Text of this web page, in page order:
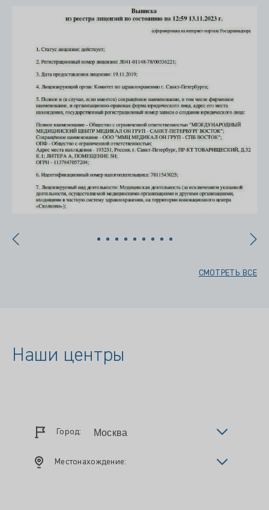
СМОТРЕТЬ ВСЕ
Наши центры
Город:
Местонахождение: